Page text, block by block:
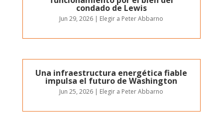
condado de Lewis
Jun 29, 2026 | Elegir a Peter Abbarno
Una infraestructura energética fiable
impulsa el futuro de Washington
Jun 25, 2026 | Elegir a Peter Abbarno